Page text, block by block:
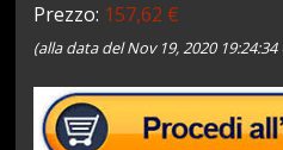
Prezzo: 157,62 €
(alla data del Nov 19, 2020 19:24:34